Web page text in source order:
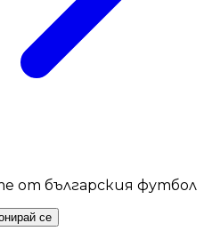
от българския футбол
се